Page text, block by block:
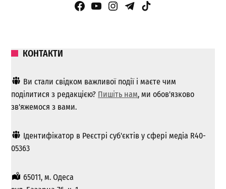
Facebook Page
YouTube
Instagram
Telegram
TikTok
КОНТАКТИ
Ви стали свідком важливої ​​події і маєте чим
поділитися з редакцією? Пишіть нам, ми обов'язково
зв'яжемося з вами.
Ідентифікатор в Реєстрі суб'єктів у сфері медіа R40-
05363
65011, м. Одеса